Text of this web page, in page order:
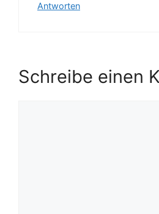
Antworten
Schreibe einen